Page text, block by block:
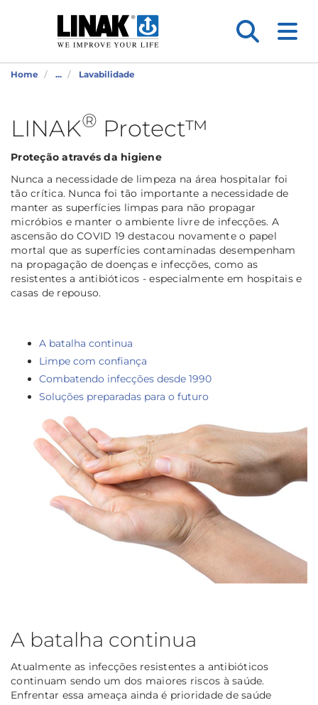
Home ... Lavabilidade
LINAK® Protect™
Proteção através da higiene
Nunca a necessidade de limpeza na área hospitalar foi
tão crítica. Nunca foi tão importante a necessidade de
manter as superfícies limpas para não propagar
micróbios e manter o ambiente livre de infecções. A
ascensão do COVID 19 destacou novamente o papel
mortal que as superfícies contaminadas desempenham
na propagação de doenças e infecções, como as
resistentes a antibióticos - especialmente em hospitais e
casas de repouso.
A batalha continua
Limpe com confiança
Combatendo infecções desde 1990
Soluções preparadas para o futuro
A batalha continua
Atualmente as infecções resistentes a antibióticos
continuam sendo um dos maiores riscos à saúde.
Enfrentar essa ameaça ainda é prioridade de saúde